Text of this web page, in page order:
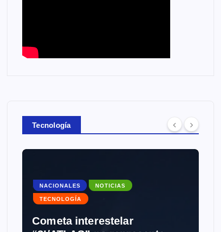
Tecnología
NACIONALES NOTICIAS
TECNOLOGÍA
Cometa interestelar